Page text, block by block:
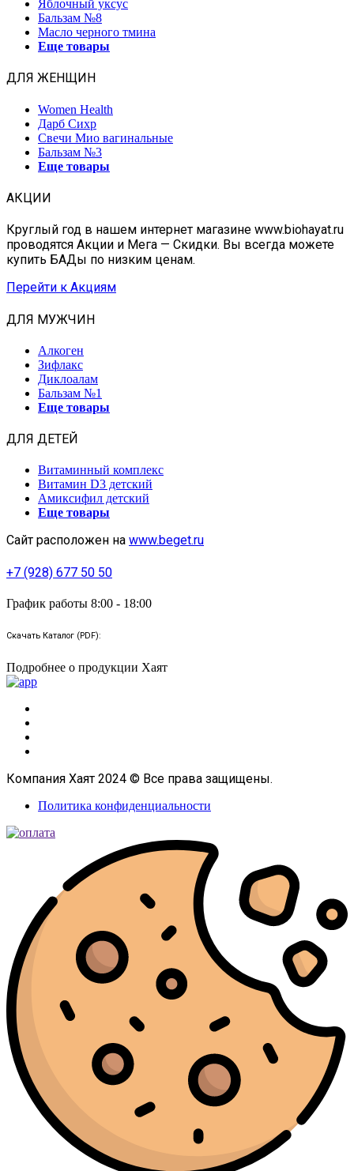
Яблочный уксус
Бальзам №8
Масло черного тмина
Еще товары
ДЛЯ ЖЕНЩИН
Women Health
Дарб Сихр
Свечи Мио вагинальные
Бальзам №3
Еще товары
АКЦИИ
Круглый год в нашем интернет магазине www.biohayat.ru
проводятся Акции и Мега — Скидки. Вы всегда можете
купить БАДы по низким ценам.
Перейти к Акциям
ДЛЯ МУЖЧИН
Алкоген
Зифлакс
Диклоалам
Бальзам №1
Еще товары
ДЛЯ ДЕТЕЙ
Витаминный комплекс
Витамин D3 детский
Амиксифил детский
Еще товары
Сайт расположен на www.beget.ru
+7 (928) 677 50 50
График работы 8:00 - 18:00
Скачать Каталог (PDF):
Подробнее о продукции Хаят
Компания Хаят 2024 © Все права защищены.
Политика конфиденциальности